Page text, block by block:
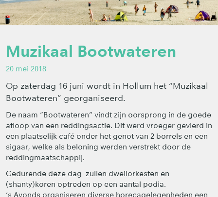
Muzikaal Bootwateren
20 mei 2018
Op zaterdag 16 juni wordt in Hollum het “Muzikaal
Bootwateren” georganiseerd.
De naam “Bootwateren” vindt zijn oorsprong in de goede
afloop van een reddingsactie. Dit werd vroeger gevierd in
een plaatselijk café onder het genot van 2 borrels en een
sigaar, welke als beloning werden verstrekt door de
reddingmaatschappij.
Gedurende deze dag zullen dweilorkesten en
(shanty)koren optreden op een aantal podia.
‘s Avonds organiseren diverse horecagelegenheden een